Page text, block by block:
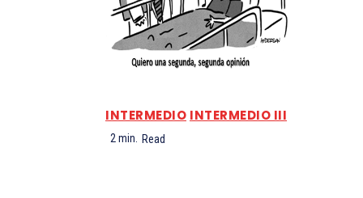
INTERMEDIO INTERMEDIO III
2min. Read